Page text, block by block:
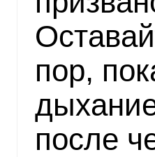
пор,
после